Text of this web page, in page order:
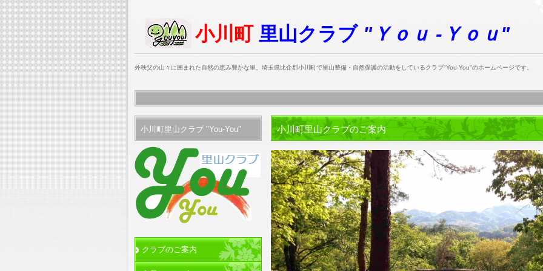
小川町 里山クラブ"Ｙｏｕ -Ｙｏｕ"
外秩父の山々に囲まれた自然の恵み豊かな里、埼玉県比企郡小川町で里山整備・自然保護の活動をしているクラブ"You-You"のホームページです。
小川町里山クラブのご案内
小川町里山クラブ "You-You"
クラブのご案内